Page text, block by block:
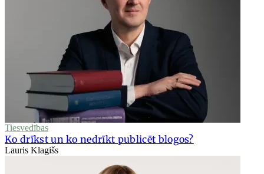
Tiesvedības
Ko drīkst un ko nedrīkt publicēt blogos?
Lauris Klagišs